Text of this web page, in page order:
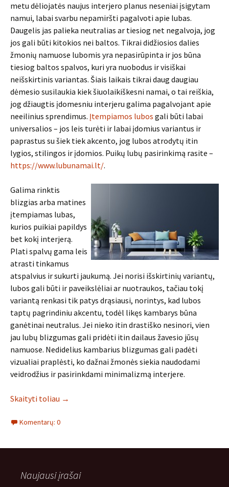
metu dėliojatės naujus interjero planus neseniai įsigytam
namui, labai svarbu nepamiršti pagalvoti apie lubas.
Daugelis jas palieka neutralias ar tiesiog net negalvoja, jog
jos gali būti kitokios nei baltos. Tikrai didžiosios dalies
žmonių namuose lubomis yra nepasirūpinta ir jos būna
tiesiog baltos spalvos, kuri yra nuobodus ir visiškai
neišskirtinis variantas. Šiais laikais tikrai daug daugiau
dėmesio susilaukia kiek šiuolaikiškesni namai, o tai reiškia,
jog džiaugtis įdomesniu interjeru galima pagalvojant apie
neeilinius sprendimus. Įtempiamos lubos gali būti labai
universalios – jos leis turėti ir labai įdomius variantus ir
paprastus su šiek tiek akcento, jog lubos atrodytų itin
lygios, stilingos ir įdomios. Puikų lubų pasirinkimą rasite –
https://www.lubunamai.lt/.
Galima rinktis
blizgias arba matines
įtempiamas lubas,
kurios puikiai papildys
bet kokį interjerą.
Plati spalvų gama leis
atrasti tinkamus
atspalvius ir sukurti jaukumą. Jei norisi išskirtinių variantų,
lubos gali būti ir paveikslėliai ar nuotraukos, tačiau tokį
variantą renkasi tik patys drąsiausi, norintys, kad lubos
taptų pagrindiniu akcentu, todėl likęs kambarys būna
ganėtinai neutralus. Jei nieko itin drastiško nesinori, vien
jau lubų blizgumas gali pridėti itin dailaus žavesio jūsų
namuose. Nedidelius kambarius blizgumas gali padėti
vizualiai praplėsti, ko dažnai žmonės siekia naudodami
veidrodžius ir pasirinkdami minimalizmą interjere.
Skaityti toliau →
Komentarų: 0
Naujausi įrašai